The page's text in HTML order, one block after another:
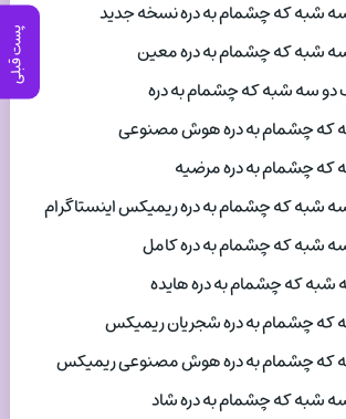
پست قبلی
شبه که چشمام به دره نسخه جدید
شبه که چشمام به دره معین
دو سه شبه که چشمام به دره
که چشمام به دره هوش مصنوعی
که چشمام به دره مرضیه
شبه که چشمام به دره ریمیکس اینستاگرام
شبه که چشمام به دره کامل
شبه که چشمام به دره هایده
که چشمام به دره شجریان ریمیکس
که چشمام به دره هوش مصنوعی ریمیکس
شبه که چشمام به دره شاد